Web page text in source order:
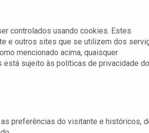
controlados usando cookies. Estes
e outros sites que se utilizem dos
mencionado acima, quaisquer
sujeito às políticas de privacidade do
preferências do visitante e históricos,